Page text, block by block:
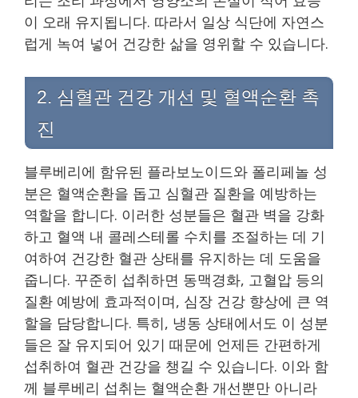
이 오래 유지됩니다. 따라서 일상 식단에 자연스
럽게 녹여 넣어 건강한 삶을 영위할 수 있습니다.
2. 심혈관 건강 개선 및 혈액순환 촉
진
블루베리에 함유된 플라보노이드와 폴리페놀 성
분은 혈액순환을 돕고 심혈관 질환을 예방하는
역할을 합니다. 이러한 성분들은 혈관 벽을 강화
하고 혈액 내 콜레스테롤 수치를 조절하는 데 기
여하여 건강한 혈관 상태를 유지하는 데 도움을
줍니다. 꾸준히 섭취하면 동맥경화, 고혈압 등의
질환 예방에 효과적이며, 심장 건강 향상에 큰 역
할을 담당합니다. 특히, 냉동 상태에서도 이 성분
들은 잘 유지되어 있기 때문에 언제든 간편하게
섭취하여 혈관 건강을 챙길 수 있습니다. 이와 함
께 블루베리 섭취는 혈액순환 개선뿐만 아니라